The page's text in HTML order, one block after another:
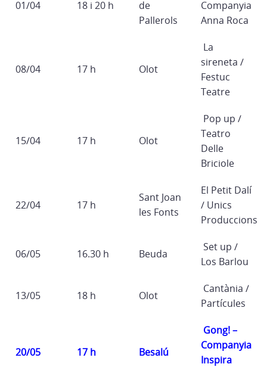
01/04 18 i 20 h
de
Pallerols
Companyia
Anna Roca
08/04 17 h Olot
La
sireneta /
Festuc
Teatre
15/04 17 h Olot
Pop up /
Teatro
Delle
Briciole
22/04 17 h
Sant Joan
les Fonts
El Petit Dalí
/ Unics
Produccions
06/05 16.30 h Beuda
Set up /
Los Barlou
13/05 18 h Olot
Cantània /
Partícules
20/05 17 h Besalú
Gong! –
Companyia
Inspira